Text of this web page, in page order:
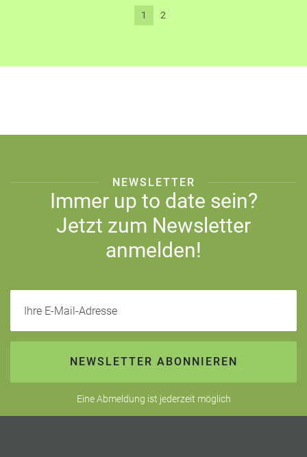
1 2
NEWSLETTER
Immer up to date sein?
Jetzt zum Newsletter
anmelden!
NEWSLETTER ABONNIEREN
Eine Abmeldung ist jederzeit möglich